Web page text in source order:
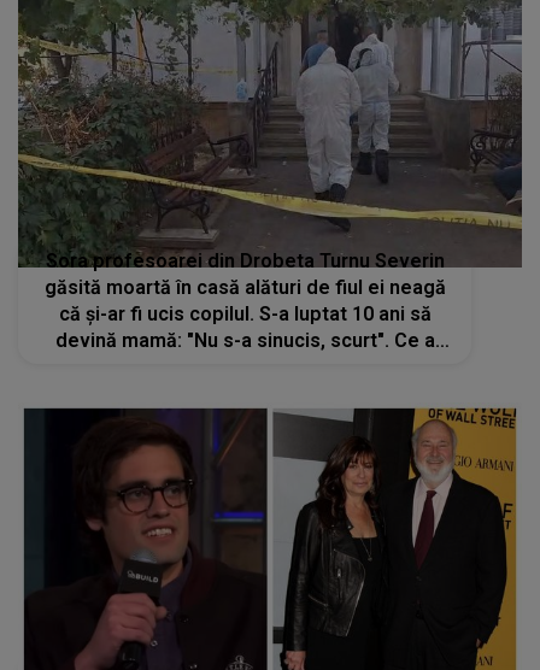
Sora profesoarei din Drobeta Turnu Severin
găsită moartă în casă alături de fiul ei neagă
că și-ar fi ucis copilul. S-a luptat 10 ani să
devină mamă: "Nu s-a sinucis, scurt". Ce a